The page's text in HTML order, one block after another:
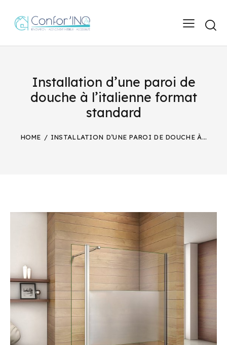
Installation d’une paroi de
douche à l’italienne format
standard
HOME INSTALLATION D’UNE PAROI DE DOUCHE À...